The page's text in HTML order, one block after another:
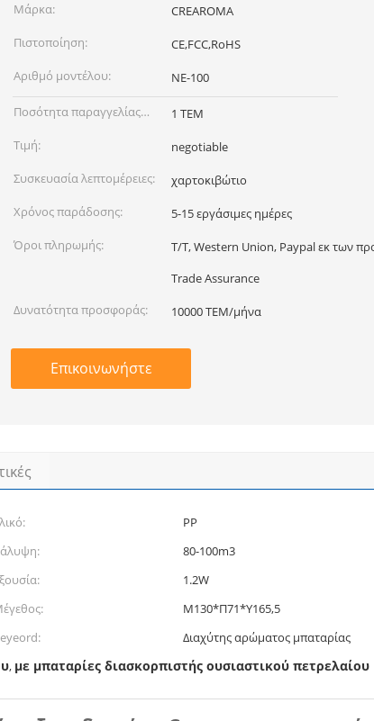
Μάρκα:
CREAROMA
Πιστοποίηση:
CE,FCC,RoHS
Αριθμό μοντέλου:
ΝΕ-100
Ποσότητα παραγγελίας
min:
1 ΤΕΜ
Τιμή:
negotiable
Συσκευασία λεπτομέρειες:
χαρτοκιβώτιο
Χρόνος παράδοσης:
5-15 εργάσιμες ημέρες
Όροι πληρωμής:
T/T, Western Union, Paypal εκ των
Trade Assurance
Δυνατότητα προσφοράς:
10000 ΤΕΜ/μήνα
Επικοινωνήστε
PP
80-100m3
1.2W
Μ130*Π71*Υ165,5
Διαχύτης αρώματος μπαταρίας
, με μπαταρίες διασκορπιστής ουσιαστικού πετρελαίου